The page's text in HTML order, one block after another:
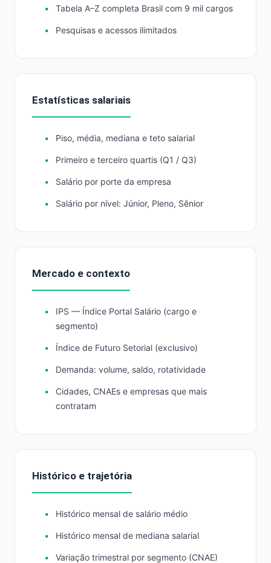
Tabela A–Z completa Brasil com 9 mil cargos
Pesquisas e acessos ilimitados
Estatísticas salariais
Piso, média, mediana e teto salarial
Primeiro e terceiro quartis (Q1 / Q3)
Salário por porte da empresa
Salário por nível: Júnior, Pleno, Sênior
Mercado e contexto
IPS — Índice Portal Salário (cargo e
segmento)
Índice de Futuro Setorial (exclusivo)
Demanda: volume, saldo, rotatividade
Cidades, CNAEs e empresas que mais
contratam
Histórico e trajetória
Histórico mensal de salário médio
Histórico mensal de mediana salarial
Variação trimestral por segmento (CNAE)